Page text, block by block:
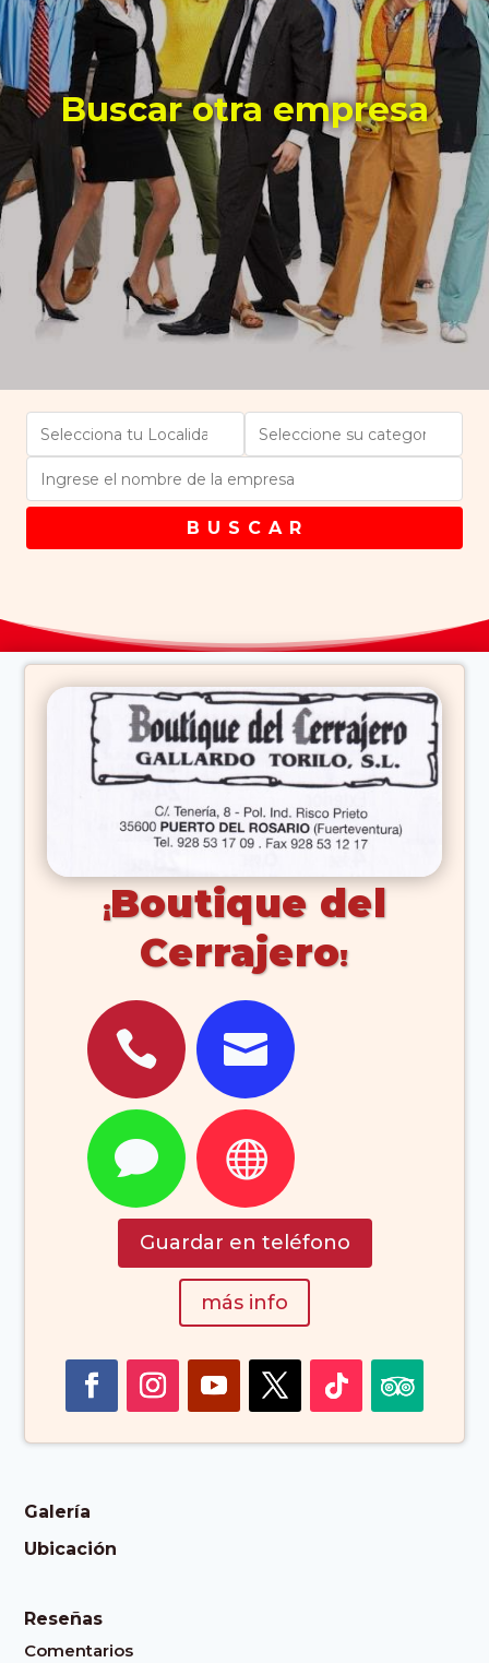
Buscar otra empresa
B U S C A R
Boutique del
Cerrajero
 
 
Guardar en teléfono
más info
Galería
Ubicación
Reseñas
Comentarios